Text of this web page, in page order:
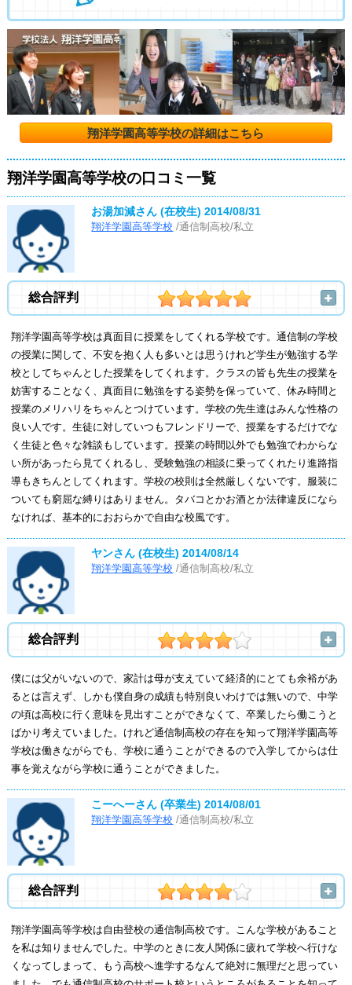
翔洋学園高等学校の詳細はこちら
翔洋学園高等学校の口コミ一覧
お湯加減さん (在校生)2014/08/31
翔洋学園高等学校 /通信制高校/私立
総合評判
翔洋学園高等学校は真面目に授業をしてくれる学校です。通信制の学校
の授業に関して、不安を抱く人も多いとは思うけれど学生が勉強する学
校としてちゃんとした授業をしてくれます。クラスの皆も先生の授業を
妨害することなく、真面目に勉強をする姿勢を保っていて、休み時間と
授業のメリハリをちゃんとつけています。学校の先生達はみんな性格の
良い人です。生徒に対していつもフレンドリーで、授業をするだけでな
く生徒と色々な雑談もしています。授業の時間以外でも勉強でわからな
い所があったら見てくれるし、受験勉強の相談に乗ってくれたり進路指
導もきちんとしてくれます。学校の校則は全然厳しくないです。服装に
ついても窮屈な縛りはありません。タバコとかお酒とか法律違反になら
なければ、基本的におおらかで自由な校風です。
ヤンさん (在校生)2014/08/14
翔洋学園高等学校 /通信制高校/私立
総合評判
僕には父がいないので、家計は母が支えていて経済的にとても余裕があ
るとは言えず、しかも僕自身の成績も特別良いわけでは無いので、中学
の頃は高校に行く意味を見出すことができなくて、卒業したら働こうと
ばかり考えていました。けれど通信制高校の存在を知って翔洋学園高等
学校は働きながらでも、学校に通うことができるので入学してからは仕
事を覚えながら学校に通うことができました。
こーへーさん (卒業生)2014/08/01
翔洋学園高等学校 /通信制高校/私立
総合評判
翔洋学園高等学校は自由登校の通信制高校です。こんな学校があること
を私は知りませんでした。中学のときに友人関係に疲れて学校へ行けな
くなってしまって、もう高校へ進学するなんて絶対に無理だと思ってい